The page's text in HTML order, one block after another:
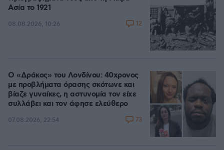
Ασία το 1921
08.08.2026, 10:26 12
Ο «Δράκος» του Λονδίνου: 40χρονος
με προβλήματα όρασης σκότωνε και
βίαζε γυναίκες, η αστυνομία τον είχε
συλλάβει και τον άφησε ελεύθερο
07.08.2026, 22:54 73